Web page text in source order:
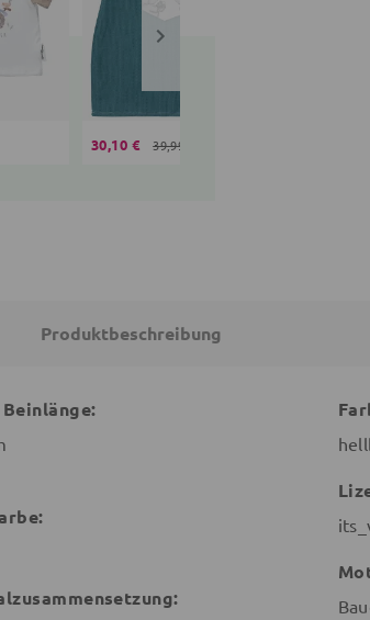
30,10 € 39,99 €
Produktbeschreibung